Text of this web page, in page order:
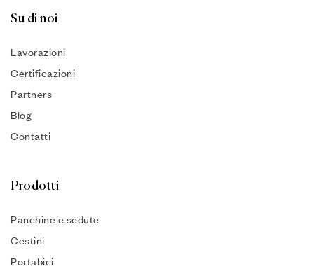
Su di noi
Lavorazioni
Certificazioni
Partners
Blog
Contatti
Prodotti
Panchine e sedute
Cestini
Portabici